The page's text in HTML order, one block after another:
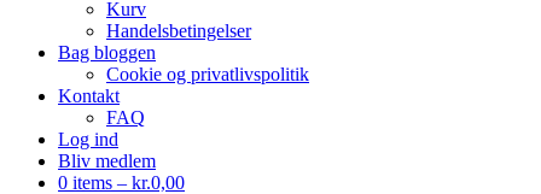
Kurv
Handelsbetingelser
Bag bloggen
Cookie og privatlivspolitik
Kontakt
FAQ
Log ind
Bliv medlem
0 items – kr.0,00